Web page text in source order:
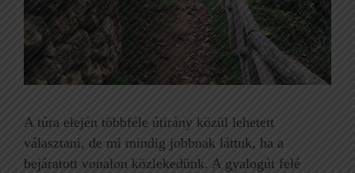
A túra elején többféle útirány közül lehetett
választani, de mi mindig jobbnak láttuk, ha a
bejáratott vonalon közlekedünk. A gyalogút felé